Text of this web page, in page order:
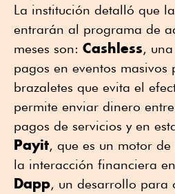
La institución detalló que
entrarán al programa de
meses son: Cashless,
pagos en eventos masivos
brazaletes que evita el
permite enviar dinero
pagos de servicios y en
Payit, que es un motor
la interacción financiera
Dapp, un desarrollo para